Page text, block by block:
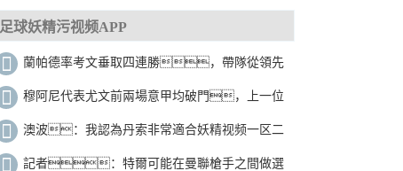
領跑 登貝萊連場戴帽K77失良機
足球妖精污视频APP
蘭帕德率考文垂取四連勝，帶隊從領先
降級區2分到落後升級區3分
穆阿尼代表尤文前兩場意甲均破門，上一位
做到的是特維斯
澳波：我認為丹索非常適合妖精视频一区二
区，他經驗豐富是優秀的一對一防守者
記者：特爾可能在曼聯槍手之間做選